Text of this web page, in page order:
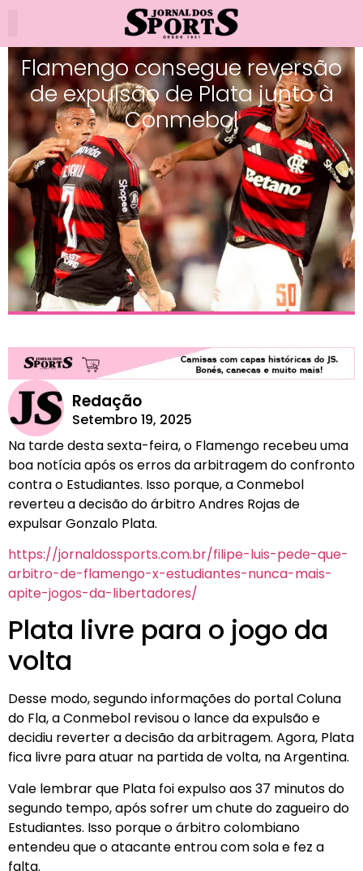
Flamengo consegue reversão
de expulsão de Plata junto à
Conmebol
Redação
Setembro 19, 2025
Na tarde desta sexta-feira, o Flamengo recebeu uma
boa notícia após os erros da arbitragem do confronto
contra o Estudiantes. Isso porque, a Conmebol
reverteu a decisão do árbitro Andres Rojas de
expulsar Gonzalo Plata.
https://jornaldossports.com.br/filipe-luis-pede-que-
arbitro-de-flamengo-x-estudiantes-nunca-mais-
apite-jogos-da-libertadores/
Plata livre para o jogo da
volta
Desse modo, segundo informações do portal Coluna
do Fla, a Conmebol revisou o lance da expulsão e
decidiu reverter a decisão da arbitragem. Agora, Plata
fica livre para atuar na partida de volta, na Argentina.
Vale lembrar que Plata foi expulso aos 37 minutos do
segundo tempo, após sofrer um chute do zagueiro do
Estudiantes. Isso porque o árbitro colombiano
entendeu que o atacante entrou com sola e fez a
falta.